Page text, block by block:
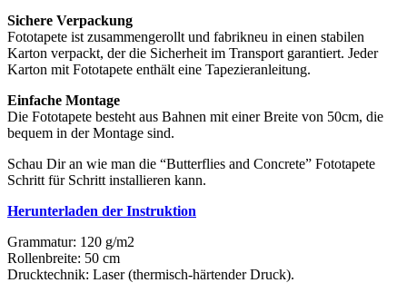
Sichere Verpackung
Fototapete ist zusammengerollt und fabrikneu in einen stabilen
Karton verpackt, der die Sicherheit im Transport garantiert. Jeder
Karton mit Fototapete enthält eine Tapezieranleitung.
Einfache Montage
Die Fototapete besteht aus Bahnen mit einer Breite von 50cm, die
bequem in der Montage sind.
Schau Dir an wie man die “Butterflies and Concrete” Fototapete
Schritt für Schritt installieren kann.
Herunterladen der Instruktion
Grammatur: 120 g/m2
Rollenbreite: 50 cm
Drucktechnik: Laser (thermisch-härtender Druck).